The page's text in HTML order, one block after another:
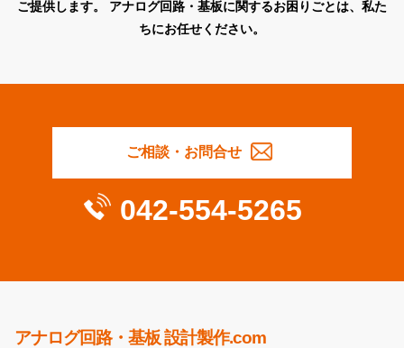
ご提供します。
アナログ回路・基板に関するお困りごとは、私た
ちにお任せください。
ご相談・お問合せ
042-554-5265
アナログ回路・基板 設計製作.com